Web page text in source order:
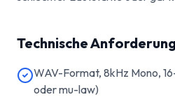
Technische
WAV-Format, 8kHz Mono,
oder mu-law)